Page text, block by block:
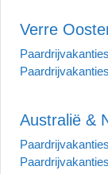
Verre
Australië &